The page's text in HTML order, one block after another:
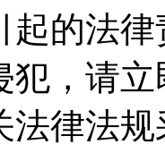
起的法
犯，请
法律法